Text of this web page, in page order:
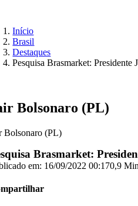
Início
Brasil
Destaques
Pesquisa Brasmarket:
Bolsonaro (PL)
Bolsonaro (PL)
Brasmarket:
em: 16/09/2022 00:170,9